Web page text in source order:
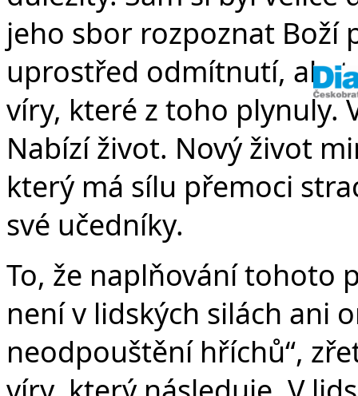
jeho sbor rozpoznat Boží
uprostřed odmítnutí, ale
víry, které z toho plynuly.
Nabízí život. Nový život
který má sílu přemoci
své učedníky.
To, že naplňování tohoto
není v lidských silách ani
neodpouštění hříchů“,